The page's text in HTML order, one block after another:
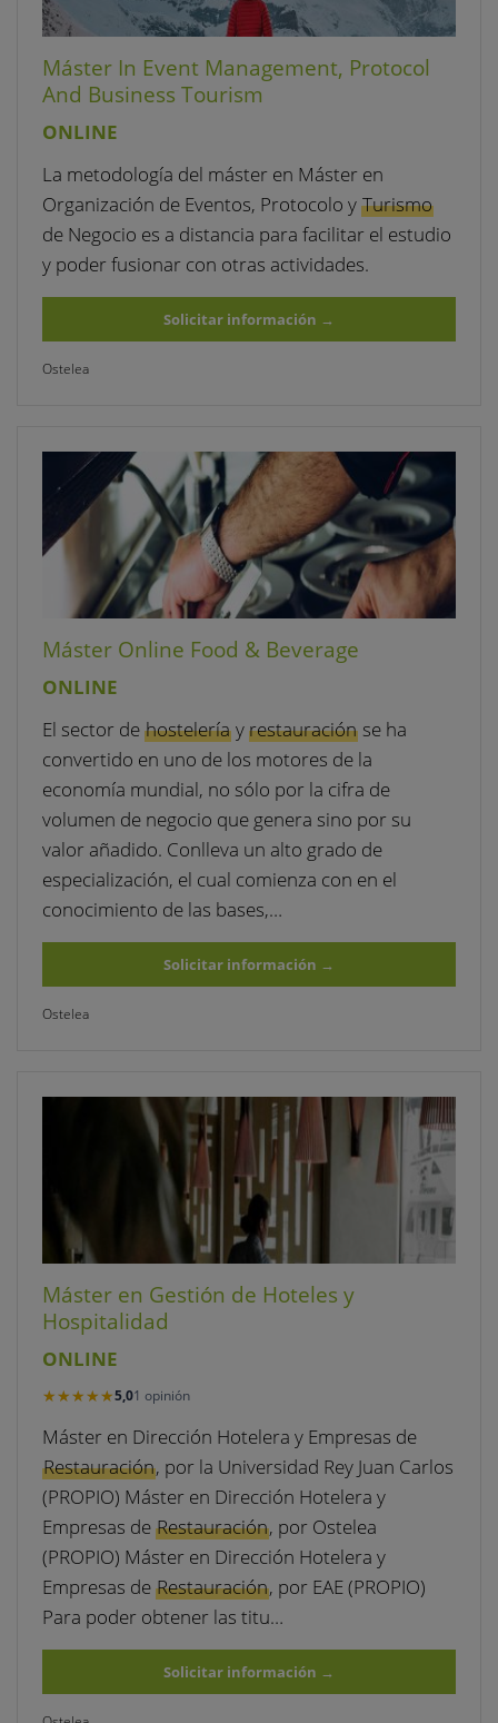
Máster In Event Management, Protocol
And Business Tourism
ONLINE
La metodología del máster en Máster en
Organización de Eventos, Protocolo y Turismo
de Negocio es a distancia para facilitar el estudio
y poder fusionar con otras actividades.
Solicitar información →
Ostelea
Máster Online Food & Beverage
ONLINE
El sector de hosteleríayrestauración se ha
convertido en uno de los motores de la
economía mundial, no sólo por la cifra de
volumen de negocio que genera sino por su
valor añadido. Conlleva un alto grado de
especialización, el cual comienza con en el
conocimiento de las bases,…
Solicitar información →
Ostelea
Máster en Gestión de Hoteles y
Hospitalidad
ONLINE
★★★★★
★★★★★5,01 opinión
Máster en Dirección Hotelera y Empresas de
Restauración, por la Universidad Rey Juan Carlos
(PROPIO) Máster en Dirección Hotelera y
Empresas de Restauración, por Ostelea
(PROPIO) Máster en Dirección Hotelera y
Empresas de Restauración, por EAE (PROPIO)
Para poder obtener las titu…
Solicitar información →